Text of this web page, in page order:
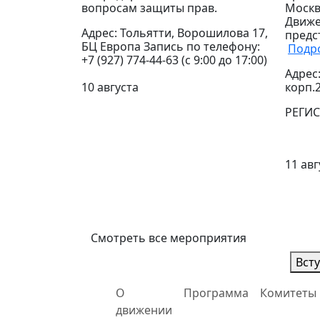
вопросам защиты прав.
Адрес: Тольятти, Ворошилова 17,
БЦ Европа Запись по телефону:
+7 (927) 774-44-63 (с 9:00 до 17:00)
10 августа
11
Смотреть все мероприятия
О
движении
Программа Комитеты